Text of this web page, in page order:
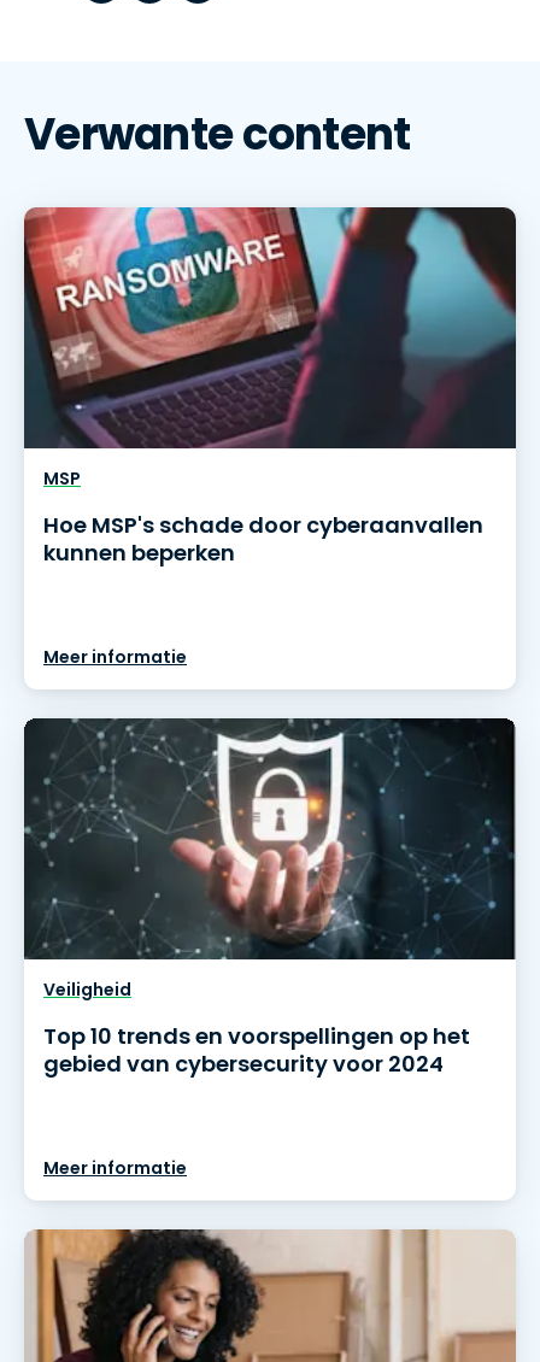
Verwante content
MSP
Hoe MSP's schade door cyberaanvallen
kunnen beperken
Meer informatie
Veiligheid
Top 10 trends en voorspellingen op het
gebied van cybersecurity voor 2024
Meer informatie